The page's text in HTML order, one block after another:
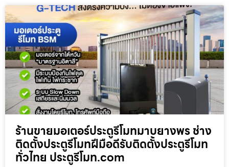
ร้านขายมอเตอร์ประตูรีโมทมาบยางพร ช่าง
ติดตั้งประตูรีโมทฝีมือดีรับติดตั้งประตูรีโมท
ทั่วไทย ประตูรีโมท.com